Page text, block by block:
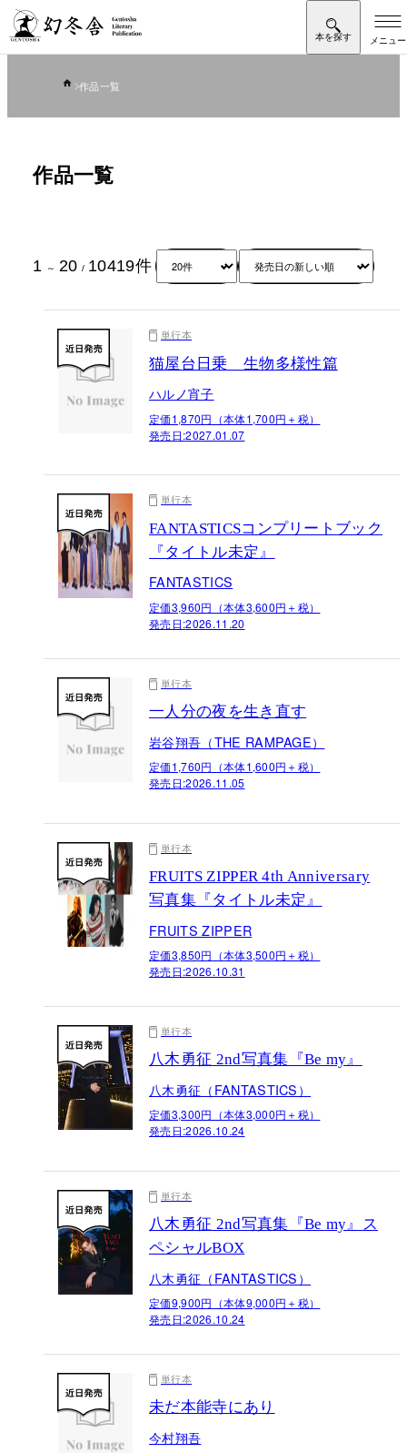
作品一覧
作品一覧
1 ～ 20 / 10419件
単行本
猫屋台日乗 生物多様性篇
ハルノ宵子
定価1,870円（本体1,700円＋税）
発売日:2027.01.07
単行本
FANTASTICSコンプリートブック
『タイトル未定』
FANTASTICS
定価3,960円（本体3,600円＋税）
発売日:2026.11.20
単行本
一人分の夜を生き直す
岩谷翔吾（THE RAMPAGE）
定価1,760円（本体1,600円＋税）
発売日:2026.11.05
単行本
FRUITS ZIPPER 4th Anniversary
写真集『タイトル未定』
FRUITS ZIPPER
定価3,850円（本体3,500円＋税）
発売日:2026.10.31
単行本
八木勇征 2nd写真集『Be my』
八木勇征（FANTASTICS）
定価3,300円（本体3,000円＋税）
発売日:2026.10.24
単行本
八木勇征 2nd写真集『Be my』ス
ペシャルBOX
八木勇征（FANTASTICS）
定価9,900円（本体9,000円＋税）
発売日:2026.10.24
単行本
未だ本能寺にあり
今村翔吾